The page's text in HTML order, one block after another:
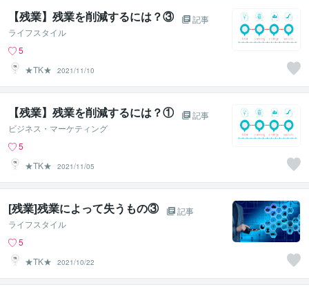
【残業】残業を削減するには？③
記事
ライフスタイル
5
★TK★
2021/11/10
【残業】残業を削減するには？①
記事
ビジネス・マーケティング
5
★TK★
2021/11/05
[残業]残業によって失うもの③
記事
ライフスタイル
5
★TK★
2021/10/22